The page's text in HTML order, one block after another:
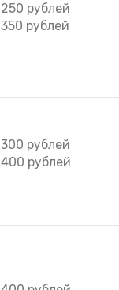
250 рублей
350 рублей
300 рублей
400 рублей